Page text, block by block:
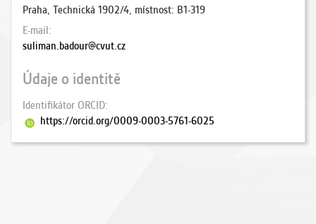
Praha, Technická 1902/4, místnost: B1-319
E-mail
suliman.badour@cvut.cz
Údaje o identitě
Identifikátor ORCID
https://orcid.org/0009-0003-5761-6025